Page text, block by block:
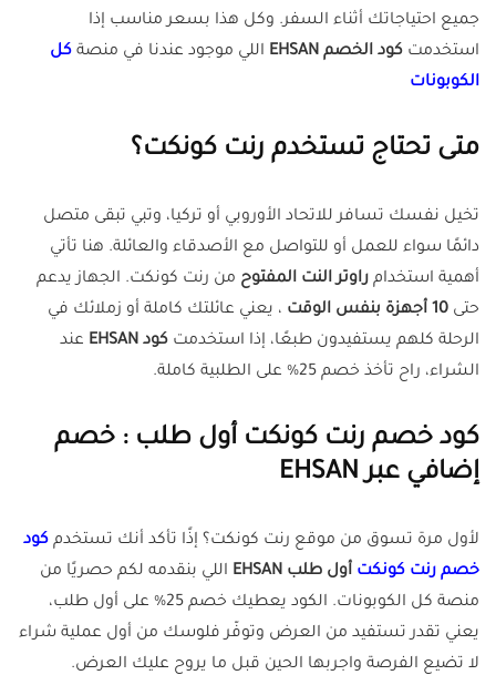
جميع احتياجاتك أثناء السفر. وكل هذا بسعر مناسب إذا
استخدمت كود الخصم EHSAN اللي موجود عندنا في منصة كل
الكوبونات
متى تحتاج تستخدم رنت كونكت؟
تخيل نفسك تسافر للاتحاد الأوروبي أو تركيا، وتبي تبقى متصل
دائمًا سواء للعمل أو للتواصل مع الأصدقاء والعائلة. هنا تأتي
أهمية استخدام راوتر النت المفتوح من رنت كونكت. الجهاز يدعم
حتى 10 أجهزة بنفس الوقت
، يعني عائلتك كاملة أو زملائك في
الرحلة كلهم يستفيدون طبعًا، إذا استخدمت كود EHSAN
عند
الشراء، راح تأخذ خصم 25% على الطلبية كاملة.
كود خصم رنت كونكت أول طلب : خصم
إضافي عبر EHSAN
لأول مرة تسوق من موقع رنت كونكت؟ إذًا تأكد أنك تستخدم كود
خصم رنت كونكت أول طلب EHSAN
اللي بنقدمه لكم حصريًا من
منصة كل الكوبونات. الكود يعطيك خصم 25% على أول طلب،
يعني تقدر تستفيد من العرض وتوفّر فلوسك من أول عملية شراء
لا تضيع الفرصة واجربها الحين قبل ما يروح عليك العرض.